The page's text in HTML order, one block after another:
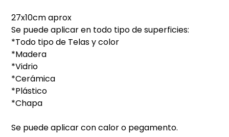
27x10cm aprox
Se puede aplicar en todo tipo de superficies:
*Todo tipo de Telas y color
*Madera
*Vidrio
*Cerámica
*Plástico
*Chapa
Se puede aplicar con calor o pegamento.